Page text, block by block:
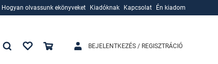
Hogyan olvassunk ekönyveket
Kiadóknak
Kapcsolat Én kiadom
BEJELENTKEZÉS / REGISZTRÁCIÓ